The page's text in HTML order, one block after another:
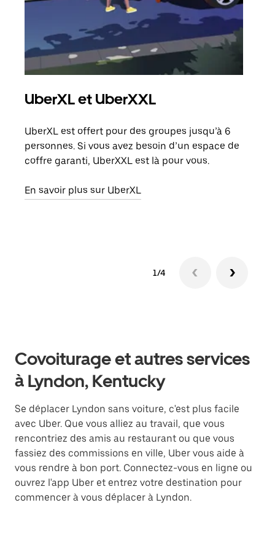
UberXL et UberXXL
UberXL est offert pour des groupes jusqu’à 6
personnes. Si vous avez besoin d’un espace de
coffre garanti, UberXXL est là pour vous.
En savoir plus sur UberXL
1/4
Covoiturage et autres services
à Lyndon, Kentucky
Se déplacer Lyndon sans voiture, c'est plus facile
avec Uber. Que vous alliez au travail, que vous
rencontriez des amis au restaurant ou que vous
fassiez des commissions en ville, Uber vous aide à
vous rendre à bon port. Connectez-vous en ligne ou
ouvrez l'app Uber et entrez votre destination pour
commencer à vous déplacer à Lyndon.